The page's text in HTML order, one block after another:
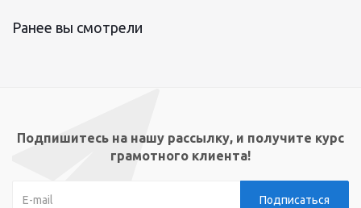
Ранее вы смотрели
Подпишитесь на нашу рассылку, и получите курс
грамотного клиента!